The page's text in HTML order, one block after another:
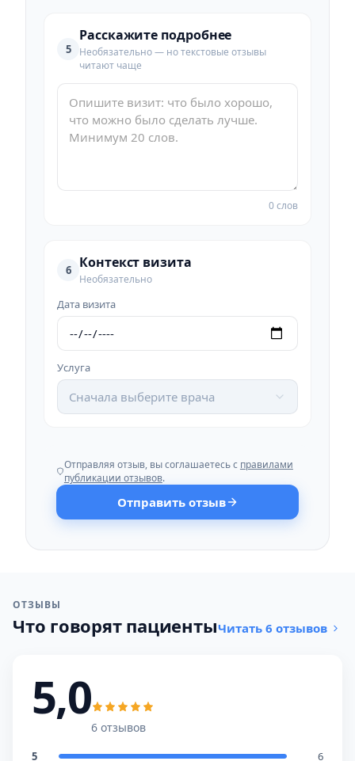
5
Расскажите подробнее
Необязательно — но текстовые отзывы
читают чаще
0 слов
6 Контекст визита
Необязательно
Дата визита
Услуга
Сначала выберите врача
Отправляя отзыв, вы соглашаетесь с правилами
публикации отзывов.
Отправить отзыв
ОТЗЫВЫ
Что говорят пациентыЧитать 6 отзывов
5,0
6 отзывов
5
6